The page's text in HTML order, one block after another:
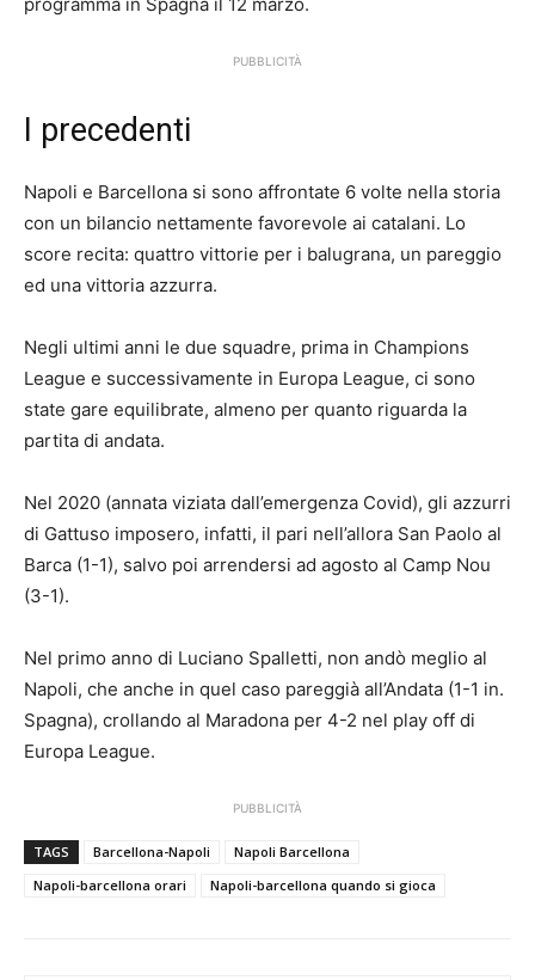
programma in Spagna il 12 marzo.
PUBBLICITÀ
I precedenti
Napoli e Barcellona si sono affrontate 6 volte nella storia
con un bilancio nettamente favorevole ai catalani. Lo
score recita: quattro vittorie per i balugrana, un pareggio
ed una vittoria azzurra.
Negli ultimi anni le due squadre, prima in Champions
League e successivamente in Europa League, ci sono
state gare equilibrate, almeno per quanto riguarda la
partita di andata.
Nel 2020 (annata viziata dall’emergenza Covid), gli azzurri
di Gattuso imposero, infatti, il pari nell’allora San Paolo al
Barca (1-1), salvo poi arrendersi ad agosto al Camp Nou
(3-1).
Nel primo anno di Luciano Spalletti, non andò meglio al
Napoli, che anche in quel caso pareggià all’Andata (1-1 in.
Spagna), crollando al Maradona per 4-2 nel play off di
Europa League.
PUBBLICITÀ
TAGS Barcellona-Napoli
Napoli Barcellona
Napoli-barcellona orari
Napoli-barcellona quando si gioca